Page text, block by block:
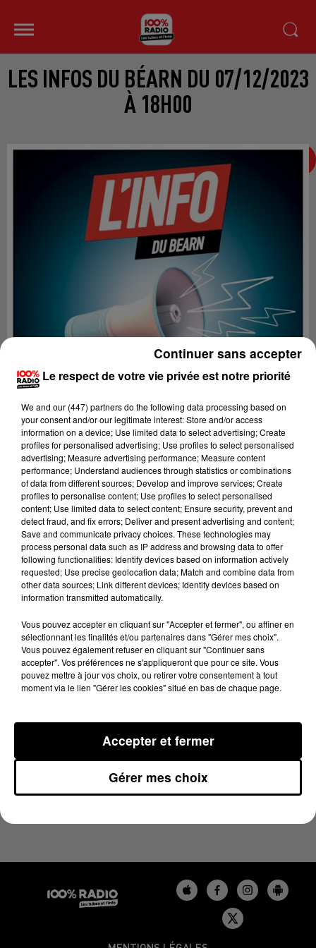
LES INFOS DU BÉARN DU 07/12/2023
À 18H00
Lecture (4 min 28 sec)
100%
7 décembre 2023 - 4 min 28 sec
LES INFOS DU BÉARN DU 07/12/2023 À 18H00
Le respect de votre vie privée est notre priorité
We and our (447) partnersdo the following data processing based on
your consent and/or our legitimate interest: Store and/or access
information on a device; Use limited data to select advertising; Create
profiles for personalised advertising; Use profiles to select personalised
advertising; Measure advertising performance; Measure content
performance; Understand audiences through statistics or combinations
of data from different sources; Develop and improve services; Create
profiles to personalise content; Use profiles to select personalised
content; Use limited data to select content; Ensure security, prevent and
detect fraud, and fix errors; Deliver and present advertising and content;
Save and communicate privacy choices. These technologies may
process personal data such as IP address and browsing data to offer
following functionalities: Identify devices based on information actively
requested; Use precise geolocation data; Match and combine data from
other data sources; Link different devices; Identify devices based on
information transmitted automatically.
Vous pouvez accepter en cliquant sur "Accepter et fermer", ou affiner en
sélectionnant les finalités et/ou partenaires dans "Gérer mes choix".
Vous pouvez également refuser en cliquant sur "Continuer sans
accepter". Vos préférences ne s'appliqueront que pour ce site. Vous
pouvez mettre à jour vos choix, ou retirer votre consentement à tout
moment via le lien "Gérer les cookies" situé en bas de chaque page.
Gérer mes choix
Accepter et fermer
Continuer sans accepter